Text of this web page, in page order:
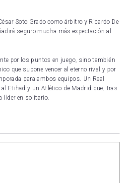
Soto Grado como árbitro y Ricardo De
seguro mucha más expectación al
por los puntos en juego, sino también
que supone vencer al eterno rival y por
para ambos equipos. Un Real
Etihad y un Atlético de Madrid que, tras
líder en solitario.